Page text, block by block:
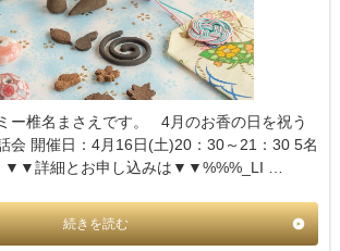
ー椎名まさえです。 4月のお香の日を祝う
会 開催日：4月16日(土)20：30～21：30 5名
▼▼詳細とお申し込みは▼▼%%%_LI …
続きを読む